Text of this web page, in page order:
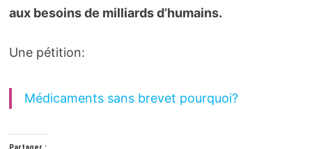
aux besoins de milliards d’humains.
Une pétition:
Médicaments sans brevet pourquoi?